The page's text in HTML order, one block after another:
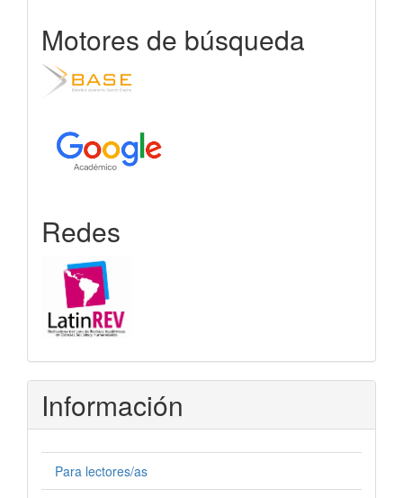
Motores de búsqueda
Redes
Información
Para lectores/as